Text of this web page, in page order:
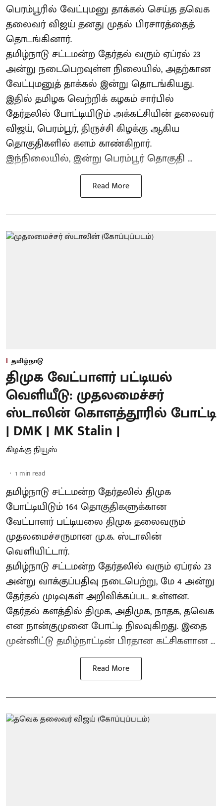
பெரம்பூரில் வேட்புமனு தாக்கல் செய்த தவெக
தலைவர் விஜய் தனது முதல் பிரசாரத்தைத்
தொடங்கினார்.
தமிழ்நாடு சட்டமன்ற தேர்தல் வரும் ஏப்ரல் 23
அன்று நடைபெறவுள்ள நிலையில், அதற்கான
வேட்புமனுத் தாக்கல் இன்று தொடங்கியது.
இதில் தமிழக வெற்றிக் கழகம் சார்பில்
தேர்தலில் போட்டியிடும் அக்கட்சியின் தலைவர்
விஜய், பெரம்பூர், திருச்சி கிழக்கு ஆகிய
தொகுதிகளில் களம் காண்கிறார்.
இந்நிலையில், இன்று பெரம்பூர் தொகுதி ...
Read More
தமிழ்நாடு
திமுக வேட்பாளர் பட்டியல்
வெளியீடு: முதலமைச்சர்
ஸ்டாலின் கொளத்தூரில் போட்டி
| DMK | MK Stalin |
கிழக்கு நியூஸ்
1 min read
தமிழ்நாடு சட்டமன்ற தேர்தலில் திமுக
போட்டியிடும் 164 தொகுதிகளுக்கான
வேட்பாளர் பட்டியலை திமுக தலைவரும்
முதலமைச்சருமான மு.க. ஸ்டாலின்
வெளியிட்டார்.
தமிழ்நாடு சட்டமன்ற தேர்தலில் வரும் ஏப்ரல் 23
அன்று வாக்குப்பதிவு நடைபெற்று, மே 4 அன்று
தேர்தல் முடிவுகள் அறிவிக்கப்பட உள்ளன.
தேர்தல் களத்தில் திமுக, அதிமுக, நாதக, தவெக
என நான்குமுனை போட்டி நிலவுகிறது. இதை
முன்னிட்டு தமிழ்நாட்டின் பிரதான கட்சிகளான ...
Read More